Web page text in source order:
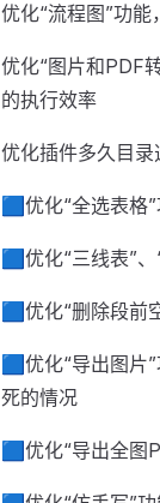
优化“流程图”功
优化“图片和PDF
的执行效率
优化插件多久目
🟦优化“全选表格
🟦优化“三线表”
🟦优化“删除段前
🟦优化“导出图片
死的情况
🟦优化“导出全图